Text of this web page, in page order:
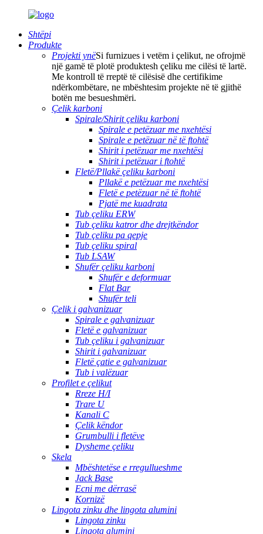
Shtëpi
Produkte
Projekti ynëSi furnizues i vetëm i çelikut, ne ofrojmë
një gamë të plotë produktesh çeliku me cilësi të lartë.
Me kontroll të rreptë të cilësisë dhe certifikime
ndërkombëtare, ne mbështesim projekte në të gjithë
botën me besueshmëri.
Çelik karboni
Spirale/Shirit çeliku karboni
Spirale e petëzuar me nxehtësi
Spirale e petëzuar në të ftohtë
Shirit i petëzuar me nxehtësi
Shirit i petëzuar i ftohtë
Fletë/Pllakë çeliku karboni
Pllakë e petëzuar me nxehtësi
Fletë e petëzuar në të ftohtë
Pjatë me kuadrata
Tub çeliku ERW
Tub çeliku katror dhe drejtkëndor
Tub çeliku pa qepje
Tub çeliku spiral
Tub LSAW
Shufër çeliku karboni
Shufër e deformuar
Flat Bar
Shufër teli
Çelik i galvanizuar
Spirale e galvanizuar
Fletë e galvanizuar
Tub çeliku i galvanizuar
Shirit i galvanizuar
Fletë çatie e galvanizuar
Tub i valëzuar
Profilet e çelikut
Rreze H/I
Trare U
Kanali C
Çelik këndor
Grumbulli i fletëve
Dysheme çeliku
Skela
Mbështetëse e rregullueshme
Jack Base
Ecni me dërrasë
Kornizë
Lingota zinku dhe lingota alumini
Lingota zinku
Lingota alumini